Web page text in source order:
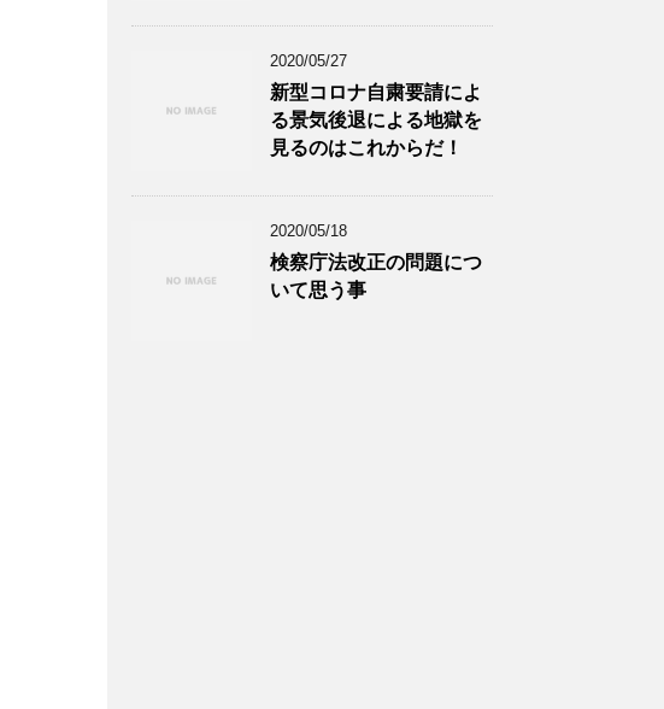
2020/05/27
新型コロナ自粛要請によ
る景気後退による地獄を
見るのはこれからだ！
2020/05/18
検察庁法改正の問題につ
いて思う事